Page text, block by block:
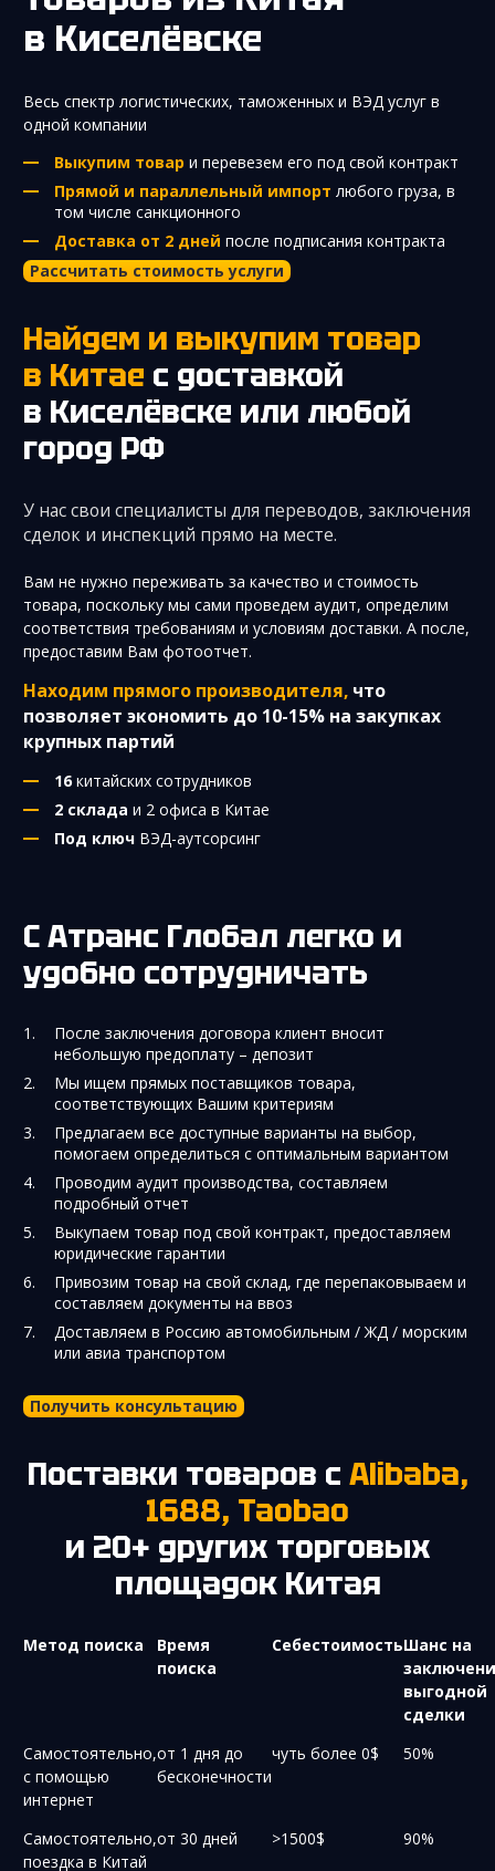
в Киселёвске
Весь спектр логистических, таможенных и ВЭД услуг в
одной компании
Выкупим товар и перевезем его под свой контракт
Прямой и параллельный импорт любого груза, в
том числе санкционного
Доставка от 2 дней после подписания контракта
Рассчитать стоимость услуги
Найдем и выкупим товар
в Китае с доставкой
в Киселёвске или любой
город РФ
У нас свои специалисты для переводов, заключения
сделок и инспекций прямо на месте.
Вам не нужно переживать за качество и стоимость
товара, поскольку мы сами проведем аудит, определим
соответствия требованиям и условиям доставки. А после,
предоставим Вам фотоотчет.
Находим прямого производителя, что
позволяет экономить до 10-15% на закупках
крупных партий
16китайских сотрудников
2 склада и 2 офиса в Китае
Под ключ ВЭД-аутсорсинг
С Атранс Глобал легко и
удобно сотрудничать
После заключения договора клиент вносит
небольшую предоплату – депозит
Мы ищем прямых поставщиков товара,
соответствующих Вашим критериям
Предлагаем все доступные варианты на выбор,
помогаем определиться с оптимальным вариантом
Проводим аудит производства, составляем
подробный отчет
Выкупаем товар под свой контракт, предоставляем
юридические гарантии
Привозим товар на свой склад, где перепаковываем и
составляем документы на ввоз
Доставляем в Россию автомобильным / ЖД / морским
или авиа транспортом
Получить консультацию
Поставки товаров с Alibaba,
1688, Taobao
и 20+ других торговых
площадок Китая
Метод поиска
Время
поиска
СебестоимостьШанс на
выгодной
сделки
Самостоятельно,
с помощью
интернет
от 1 дня до
бесконечности
чуть более 0$ 50%
Самостоятельно,
поездка в Китай
от 30 дней >1500$ 90%